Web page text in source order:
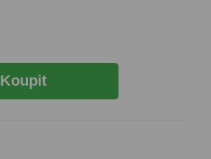
Koupit